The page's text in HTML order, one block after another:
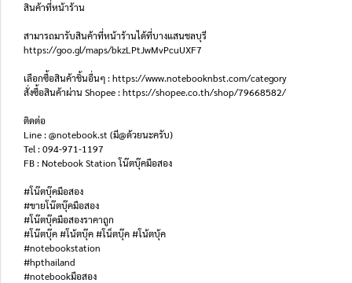
สินค้าที่หน้าร้าน
สามารถมารับสินค้าที่หน้าร้านได้ที่บางแสนชลบุรี
https://goo.gl/maps/bkzLPtJwMvPcuUXF7
เลือกซื้อสินค้าชิ้นอื่นๆ : https://www.notebooknbst.com/category
สั่งซื้อสินค้าผ่าน Shopee : https://shopee.co.th/shop/79668582/
ติดต่อ
Line : @notebook.st (มี@ด้วยนะครับ)
Tel : 094-971-1197
FB : Notebook Station โน๊ตบุ๊คมือสอง
#โน๊ตบุ๊คมือสอง
#ขายโน๊ตบุ๊คมือสอง
#โน๊ตบุ๊คมือสองราคาถูก
#โน๊ตบุ๊ค #โน้ตบุ๊ค #โน็ตบุ๊ค #โน้ตบุ้ค
#notebookstation
#hpthailand
#notebookมือสอง